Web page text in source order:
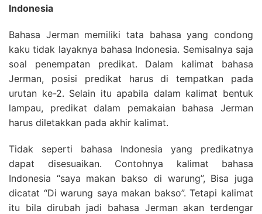
Indonesia
Bahasa Jerman memiliki tata bahasa yang condong
kaku tidak layaknya bahasa Indonesia. Semisalnya saja
soal penempatan predikat. Dalam kalimat bahasa
Jerman, posisi predikat harus di tempatkan pada
urutan ke-2. Selain itu apabila dalam kalimat bentuk
lampau, predikat dalam pemakaian bahasa Jerman
harus diletakkan pada akhir kalimat.
Tidak seperti bahasa Indonesia yang predikatnya
dapat disesuaikan. Contohnya kalimat bahasa
Indonesia “saya makan bakso di warung”, Bisa juga
dicatat “Di warung saya makan bakso”. Tetapi kalimat
itu bila dirubah jadi bahasa Jerman akan terdengar